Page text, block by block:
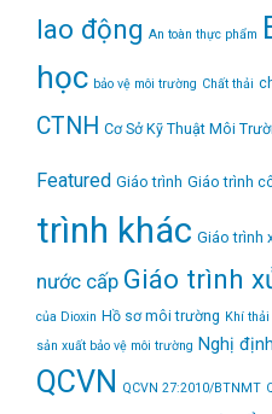
lao động An toàn thực phẩm
học bảo vệ môi trường Chất thải
CTNH Cơ Sở Kỹ Thuật Môi
Featured Giáo trình Giáo trình
trình khác Giáo trình
nước cấp Giáo trình
của Dioxin Hồ sơ môi trường Khí
sản xuất bảo vệ môi trường Nghị định
QCVN QCVN 27:2010/BTNMT